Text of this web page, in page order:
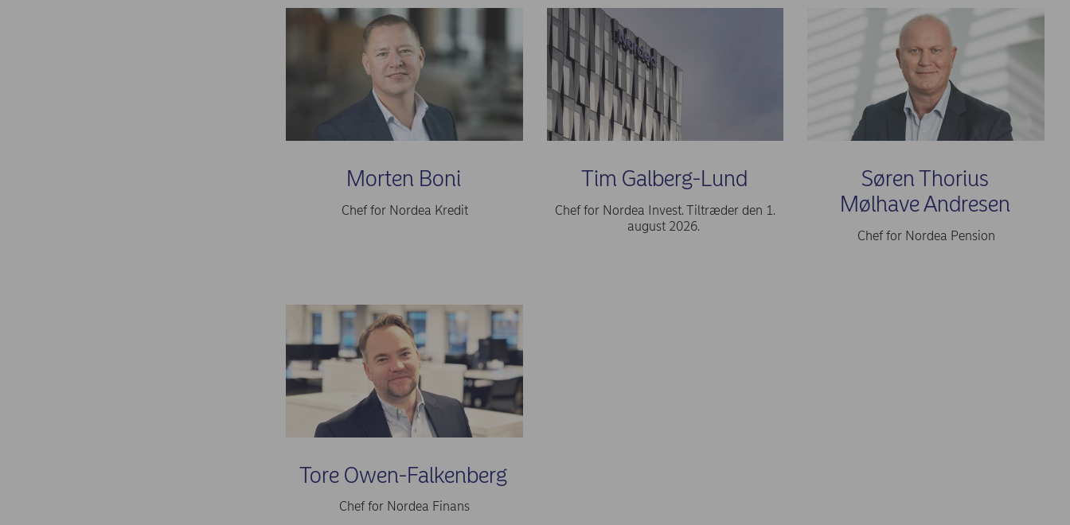
Morten Boni
Chef for Nordea Kredit
Tim Galberg-Lund
Chef for Nordea Invest. Tiltræder den 1.
august 2026.
Søren Thorius
Mølhave Andresen
Chef for Nordea Pension
Tore Owen-Falkenberg
Chef for Nordea Finans